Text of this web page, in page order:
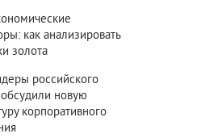
как анализировать
золота
российского
новую
корпоративного